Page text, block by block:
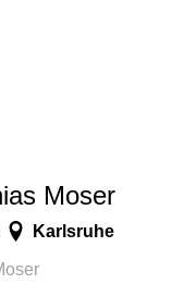
Moser
Karlsruhe